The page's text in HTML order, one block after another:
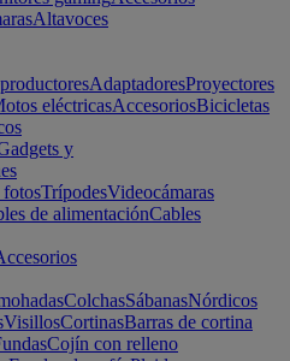
Altavoces
AdaptadoresProyectores
eléctricasAccesoriosBicicletas
y
fotosTrípodesVideocámaras
de alimentaciónCables
ColchasSábanasNórdicos
VisillosCortinasBarras de cortina
Cojín con relleno